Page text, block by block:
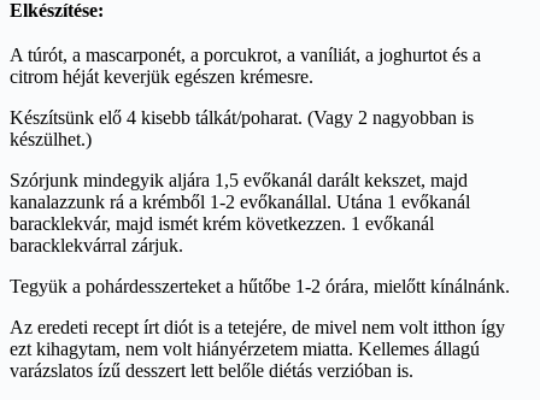
Elkészítése:
A túrót, a mascarponét, a porcukrot, a vaníliát, a joghurtot és a
citrom héját keverjük egészen krémesre.
Készítsünk elő 4 kisebb tálkát/poharat. (Vagy 2 nagyobban is
készülhet.)
Szórjunk mindegyik aljára 1,5 evőkanál darált kekszet, majd
kanalazzunk rá a krémből 1-2 evőkanállal. Utána 1 evőkanál
baracklekvár, majd ismét krém következzen. 1 evőkanál
baracklekvárral zárjuk.
Tegyük a pohárdesszerteket a hűtőbe 1-2 órára, mielőtt kínálnánk.
Az eredeti recept írt diót is a tetejére, de mivel nem volt itthon így
ezt kihagytam, nem volt hiányérzetem miatta. Kellemes állagú
varázslatos ízű desszert lett belőle diétás verzióban is.